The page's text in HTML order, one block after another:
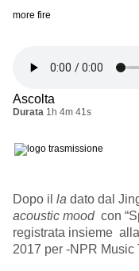
more fire
Ascolta
Durata 1h 4m 41s
Dopo il la dato dal
acoustic mood con
registrata insieme
2017 per -NPR Music